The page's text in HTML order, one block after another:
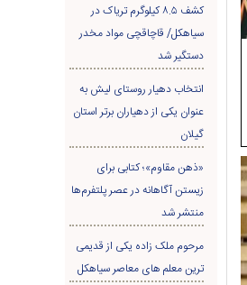
کشف ۸.۵ کیلوگرم تریاک در
سیاهکل/ قاچاقچی مواد مخدر
دستگیر شد
انتخاب دهیار روستای لیش به
عنوان یکی از دهیاران برتر استان
گیلان
«ذهن مقاوم»؛ کتابی برای
زیستن آگاهانه در عصر پلتفرم‌ها
منتشر شد
مرحوم ملک زاده یکی از قدیمی
ترین معلم های معاصر سیاهکل